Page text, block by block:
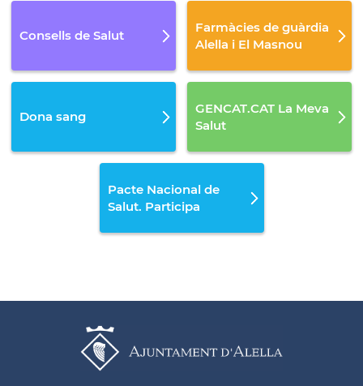
Consells de Salut
Farmàcies de guàrdia
Alella i El Masnou
Dona sang
GENCAT.CAT La Meva
Salut
Pacte Nacional de
Salut. Participa